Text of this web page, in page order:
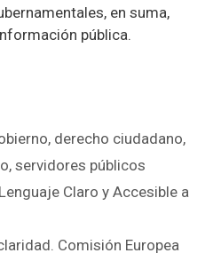
en suma,
pública.
, derecho ciudadano,
, servidores públicos
Claro y Accesible a
Comisión Europea